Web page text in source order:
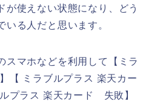
が使えない状態になり、どう
る人だと思います。
スマホなどを利用して【ミラ
【 ミラブルプラス 楽天カー
プラス 楽天カード 失敗】